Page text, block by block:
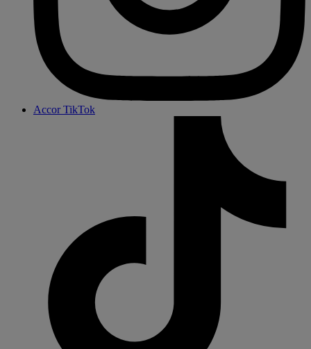
Accor TikTok